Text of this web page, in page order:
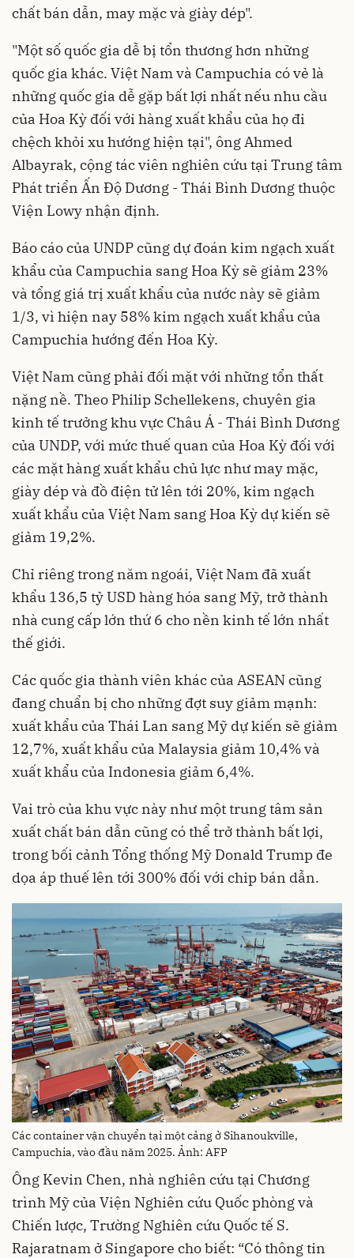
chất bán dẫn, may mặc và giày dép".
"Một số quốc gia dễ bị tổn thương hơn những
quốc gia khác. Việt Nam và Campuchia có vẻ là
những quốc gia dễ gặp bất lợi nhất nếu nhu cầu
của Hoa Kỳ đối với hàng xuất khẩu của họ đi
chệch khỏi xu hướng hiện tại", ông Ahmed
Albayrak, cộng tác viên nghiên cứu tại Trung tâm
Phát triển Ấn Độ Dương - Thái Bình Dương thuộc
Viện Lowy nhận định.
Báo cáo của UNDP cũng dự đoán kim ngạch xuất
khẩu của Campuchia sang Hoa Kỳ sẽ giảm 23%
và tổng giá trị xuất khẩu của nước này sẽ giảm
1/3, vì hiện nay 58% kim ngạch xuất khẩu của
Campuchia hướng đến Hoa Kỳ.
Việt Nam cũng phải đối mặt với những tổn thất
nặng nề. Theo Philip Schellekens, chuyên gia
kinh tế trưởng khu vực Châu Á - Thái Bình Dương
của UNDP, với mức thuế quan của Hoa Kỳ đối với
các mặt hàng xuất khẩu chủ lực như may mặc,
giày dép và đồ điện tử lên tới 20%, kim ngạch
xuất khẩu của Việt Nam sang Hoa Kỳ dự kiến ​​sẽ
giảm 19,2%.
Chỉ riêng trong năm ngoái, Việt Nam đã xuất
khẩu 136,5 tỷ USD hàng hóa sang Mỹ, trở thành
nhà cung cấp lớn thứ 6 cho nền kinh tế lớn nhất
thế giới.
Các quốc gia thành viên khác của ASEAN cũng
đang chuẩn bị cho những đợt suy giảm mạnh:
xuất khẩu của Thái Lan sang Mỹ dự kiến sẽ giảm
12,7%, xuất khẩu của Malaysia giảm 10,4% và
xuất khẩu của Indonesia giảm 6,4%.
Vai trò của khu vực này như một trung tâm sản
xuất chất bán dẫn cũng có thể trở thành bất lợi,
trong bối cảnh Tổng thống Mỹ Donald Trump đe
dọa áp thuế lên tới 300% đối với chip bán dẫn.
Các container vận chuyển tại một cảng ở Sihanoukville,
Campuchia, vào đầu năm 2025. Ảnh: AFP
Ông Kevin Chen, nhà nghiên cứu tại Chương
trình Mỹ của Viện Nghiên cứu Quốc phòng và
Chiến lược, Trường Nghiên cứu Quốc tế S.
Rajaratnam ở Singapore cho biết: “Có thông tin